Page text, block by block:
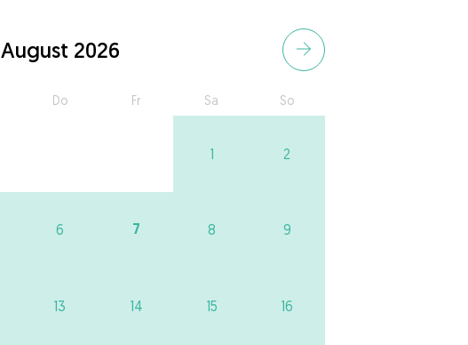
August 2026
Do Fr Sa So
1 2
6 7 8 9
13 14 15 16